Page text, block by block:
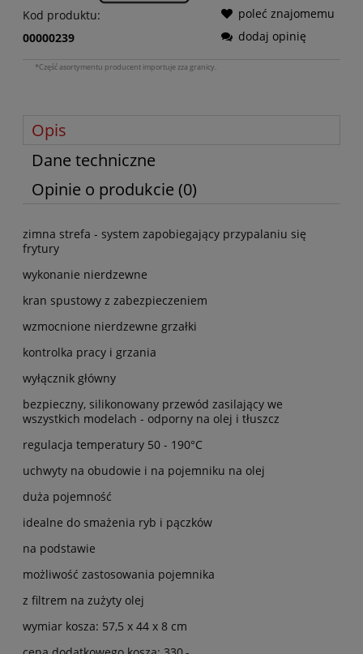
Kod produktu:
00000239
poleć znajomemu
dodaj opinię
*Część asortymentu producent importuje zza granicy.
Opis
Dane techniczne
Opinie o produkcie (0)
zimna strefa - system zapobiegający przypalaniu się
frytury
wykonanie nierdzewne
kran spustowy z zabezpieczeniem
wzmocnione nierdzewne grzałki
kontrolka pracy i grzania
wyłącznik główny
bezpieczny, silikonowany przewód zasilający we
wszystkich modelach - odporny na olej i tłuszcz
regulacja temperatury 50 - 190°C
uchwyty na obudowie i na pojemniku na olej
duża pojemność
idealne do smażenia ryb i pączków
na podstawie
możliwość zastosowania pojemnika
z filtrem na zużyty olej
wymiar kosza: 57,5 x 44 x 8 cm